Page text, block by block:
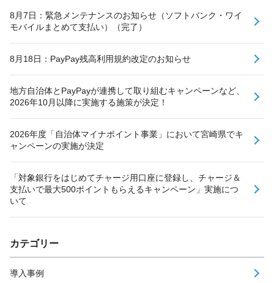
8月7日：緊急メンテナンスのお知らせ（ソフトバンク・ワイ
モバイルまとめて支払い）（完了）
8月18日：PayPay残高利用規約改定のお知らせ
地方自治体とPayPayが連携して取り組むキャンペーンなど、
2026年10月以降に実施する施策が決定！
2026年度「自治体マイナポイント事業」において宮崎県でキ
ャンペーンの実施が決定
「対象銀行をはじめてチャージ用口座に登録し、チャージ＆
支払いで最大500ポイントもらえるキャンペーン」実施につ
いて
カテゴリー
導入事例